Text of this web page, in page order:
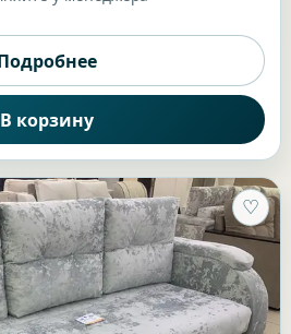
В корзину
♡